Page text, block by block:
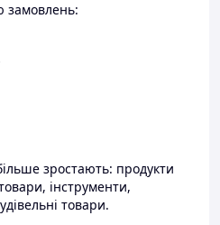
замовлень:
зростають: продукти
інструменти,
товари.